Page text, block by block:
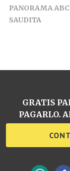
PANORAMA
SAUDITA
GRATIS
PAGARLO.